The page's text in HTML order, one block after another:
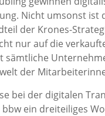
Nicht umsonst ist
der Krones-
nur auf die
sämtliche
der
bei der digitalen
ein dreiteiliges